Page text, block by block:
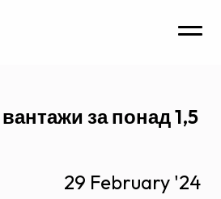
за понад 1,5
29 February '24